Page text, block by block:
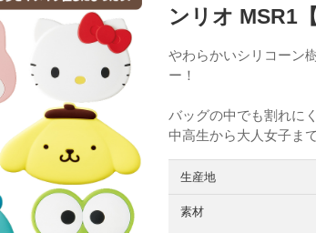
ンリオ MSR1
やわらかいシリコーン
ー！
バッグの中でも割れに
中高生から大人女子ま
生産地
素材